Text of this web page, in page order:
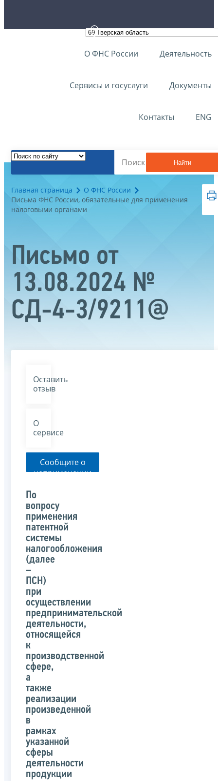
О ФНС России Деятельность
Сервисы и госуслуги Документы
Контакты ENG
Найти
Главная страница
О ФНС России
Письма ФНС России, обязательные для применения
налоговыми органами
Письмо от
13.08.2024 №
СД-4-3/9211@
Оставить
отзыв
О
сервисе
Сообщите о
неприменении
указанного
письма
По
вопросу
применения
патентной
системы
налогообложения
(далее
–
ПСН)
при
осуществлении
предпринимательской
деятельности,
относящейся
к
производственной
сфере,
а
также
реализации
произведенной
в
рамках
указанной
сферы
деятельности
продукции